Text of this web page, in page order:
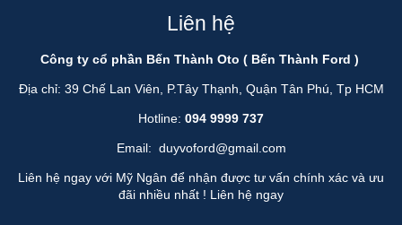
Liên hệ
Công ty cổ phần Bến Thành Oto ( Bến Thành Ford )
Địa chỉ: 39 Chế Lan Viên, P.Tây Thạnh, Quận Tân Phú, Tp HCM
Hotline: 094 9999 737
Email: duyvoford@gmail.com
Liên hệ ngay với Mỹ Ngân để nhận được tư vấn chính xác và ưu
đãi nhiều nhất ! Liên hệ ngay